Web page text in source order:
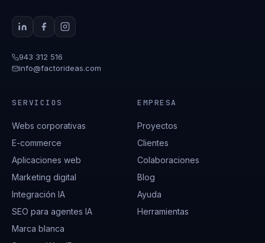
943 312 516
info@factorideas.com
SERVICIOS
Webs corporativas
E-commerce
Aplicaciones web
Marketing digital
Integración IA
SEO para agentes IA
Marca blanca
EMPRESA
Proyectos
Clientes
Colaboraciones
Blog
Ayuda
Herramientas